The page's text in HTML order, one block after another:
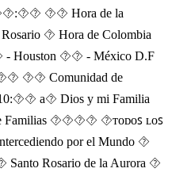
⯑⯑:⯑⯑ ⯑⯑ Hora de la
⯑ Hora de Colombia
Houston ⯑⯑ - México D.F
⯑⯑ Comunidad de
a⯑ Dios y mi Familia
Familias ⯑‍⯑‍⯑‍⯑ ⯑ᴛᴏᴅᴏꜱ ʟᴏꜱ
por el Mundo ⯑
Rosario de la Aurora ⯑